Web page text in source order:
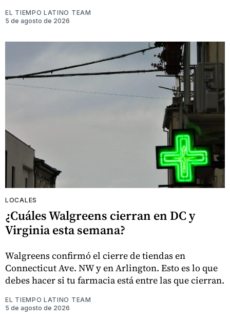
EL TIEMPO LATINO TEAM
5 de agosto de 2026
LOCALES
¿Cuáles Walgreens cierran en DC y
Virginia esta semana?
Walgreens confirmó el cierre de tiendas en
Connecticut Ave. NW y en Arlington. Esto es lo que
debes hacer si tu farmacia está entre las que cierran.
EL TIEMPO LATINO TEAM
5 de agosto de 2026